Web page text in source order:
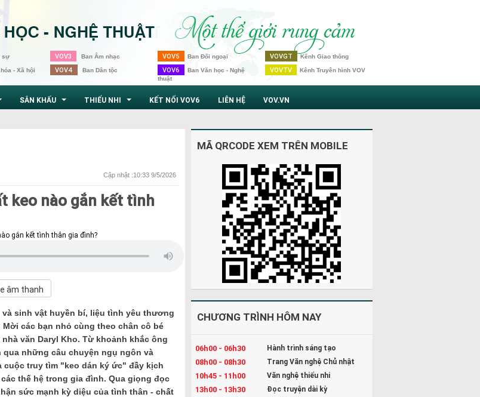
sự
- Xã hội
VOV3 Ban Âm nhạc
VOV4 Ban Dân tộc
VOV5 Ban Đối ngoại
VOV6 Ban Văn học - Nghệ
thuật
VOVGT Kênh Giao thông
VOVTV Kênh Truyền hình VOV
SÂN KHẤU THIẾU NHI KẾT NỐI VOV6 LIÊN HỆ VOV.VN
Cập nhật :10:33 9/5/2026
keo nào gắn kết tình
sinh vật huyền bí, liệu tình yêu thương
các bạn nhỏ cùng theo chân cô bé
văn Daryl Kho. Từ khoảnh khắc ông
những câu chuyện ngụ ngôn và
cuộc truy tìm "keo dán ký ức" đầy kịch
thế hệ trong gia đình. Qua giọng đọc
sức mạnh kỳ diệu của tình thân - chất
MÃ QRCODE XEM TRÊN MOBILE
CHƯƠNG TRÌNH HÔM NAY
06h00 - 06h30 Hành trình sáng tạo
08h00 - 08h30 Trang Văn nghệ Chủ nhật
10h45 - 11h00 Văn nghệ thiếu nhi
13h00 - 13h30 Đọc truyện dài kỳ